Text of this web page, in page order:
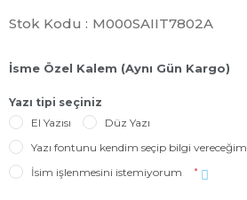
Stok Kodu : M000SAIIT7802A
İsme Özel Kalem (Aynı Gün Kargo)
Yazı tipi seçiniz
El Yazısı
Düz Yazı
Yazı fontunu kendim seçip bilgi vereceğim
İsim işlenmesini istemiyorum
*